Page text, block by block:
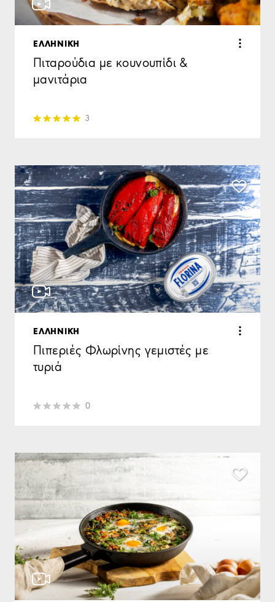
ΕΛΛΗΝΙΚΗ
Πιταρούδια με κουνουπίδι &
μανιτάρια
3
ΕΛΛΗΝΙΚΗ
Πιπεριές Φλωρίνης γεμιστές με
τυριά
0